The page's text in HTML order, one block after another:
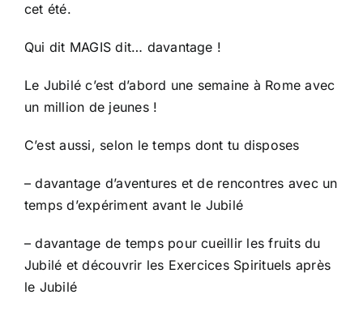
La transition écologique
cet été.
Qui dit MAGIS dit… davantage !
Le Jubilé c’est d’abord une semaine à Rome avec
un million de jeunes !
C’est aussi, selon le temps dont tu disposes
– davantage d’aventures et de rencontres avec un
temps d’expériment avant le Jubilé
– davantage de temps pour cueillir les fruits du
Jubilé et découvrir les Exercices Spirituels après
le Jubilé